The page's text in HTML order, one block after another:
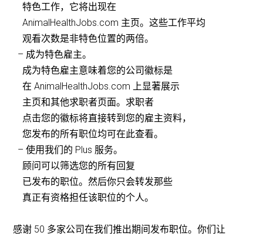
特色工作，它将出现在
AnimalHealthJobs.com 主页。这些工作平均
观看次数是非特色位置的两倍。
– 成为特色雇主。
成为特色雇主意味着您的公司徽标是
在 AnimalHealthJobs.com 上显著展示
主页和其他求职者页面。求职者
点击您的徽标将直接转到您的雇主资料，
您发布的所有职位均可在此查看。
– 使用我们的 Plus 服务。
顾问可以筛选您的所有回复
已发布的职位。然后你只会转发那些
真正有资格担任该职位的个人。
感谢 50 多家公司在我们推出期间发布职位。你们让